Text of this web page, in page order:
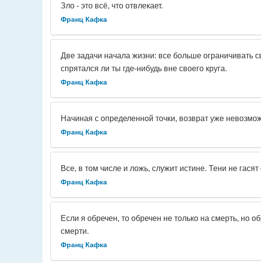
Зло - это всё, что отвлекает.
Франц Кафка
Две задачи начала жизни: все больше ограничивать
спрятался ли ты где-нибудь вне своего круга.
Франц Кафка
Начиная с определенной точки, возврат уже
Франц Кафка
Все, в том числе и ложь, служит истине. Тени не гасят
Франц Кафка
Если я обречен, то обречен не только на смерть, но
смерти.
Франц Кафка